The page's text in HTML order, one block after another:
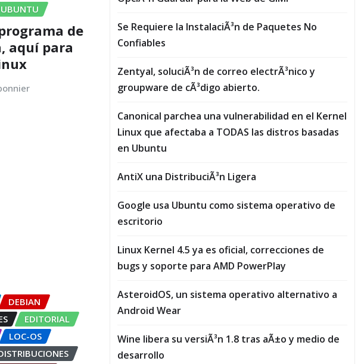
UBUNTU
de
aquí para
DEBIAN
EDITORIAL
LOC-OS
Se Requiere la InstalaciÃ³n de Paquetes No
Confiables
Zentyal, soluciÃ³n de correo electrÃ³nico y
groupware de cÃ³digo abierto.
Canonical parchea una vulnerabilidad en el Kernel
Linux que afectaba a TODAS las distros basadas
en Ubuntu
AntiX una DistribuciÃ³n Ligera
Google usa Ubuntu como sistema operativo de
escritorio
Linux Kernel 4.5 ya es oficial, correcciones de
bugs y soporte para AMD PowerPlay
AsteroidOS, un sistema operativo alternativo a
Android Wear
Wine libera su versiÃ³n 1.8 tras aÃ±o y medio de
desarrollo